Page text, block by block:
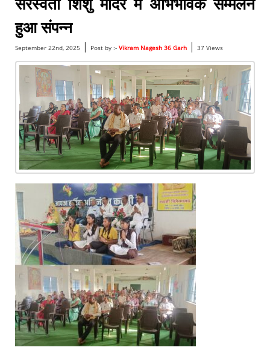
हुआ संपन्न
September 22nd, 2025 | Post by :- Vikram Nagesh 36 Garh| 37 Views